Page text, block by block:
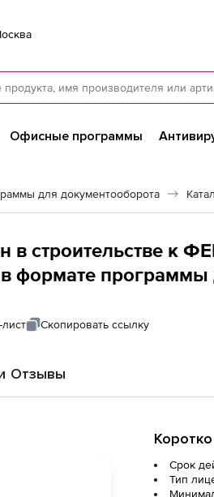
Офисные программы
для документооборота
в строительстве к
в формате
за 1
места
Скопировать ссылку
Отзывы
Срок
Тип